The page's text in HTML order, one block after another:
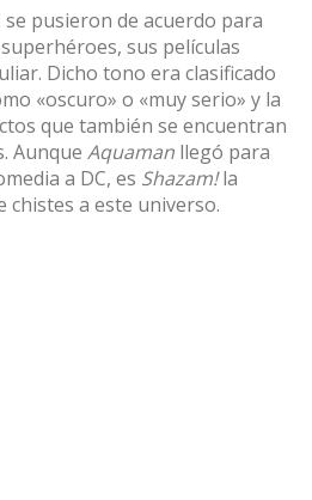
se pusieron de acuerdo para
sus películas
Dicho tono era clasificado
«oscuro» o «muy serio» y la
que también se encuentran
Aunque Aquaman llegó para
a DC, es Shazam!la
chistes a este universo.